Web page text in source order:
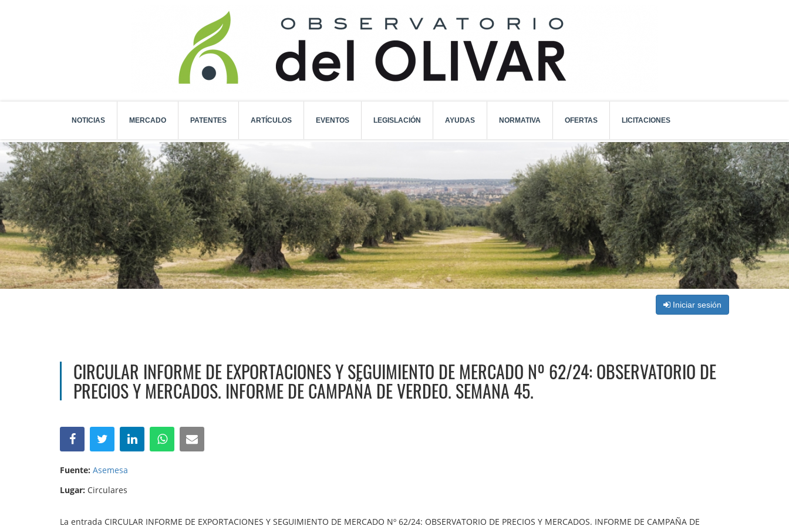
NOTICIAS MERCADO PATENTES ARTÍCULOS EVENTOS LEGISLACIÓN AYUDAS NORMATIVA OFERTAS LICITACIONES
Iniciar sesión
CIRCULAR INFORME DE EXPORTACIONES Y SEGUIMIENTO DE MERCADO Nº 62/24: OBSERVATORIO DE
PRECIOS Y MERCADOS. INFORME DE CAMPAÑA DE VERDEO. SEMANA 45.
Fuente: Asemesa
Lugar: Circulares
La entrada CIRCULAR INFORME DE EXPORTACIONES Y SEGUIMIENTO DE MERCADO Nº 62/24: OBSERVATORIO DE PRECIOS Y MERCADOS. INFORME DE CAMPAÑA DE